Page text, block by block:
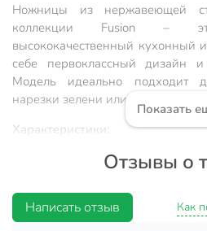
Ножницы из нержавеющей
коллекции Fusion –
высококачественный кухонный
себе первоклассный дизайн
Модель идеально подходит
нарезки зелени или разделки
Характеристики:
Тип: ножницы кухонные.
Материал: нержавеющая
Показать
Отзывы о
Написать отзыв Как